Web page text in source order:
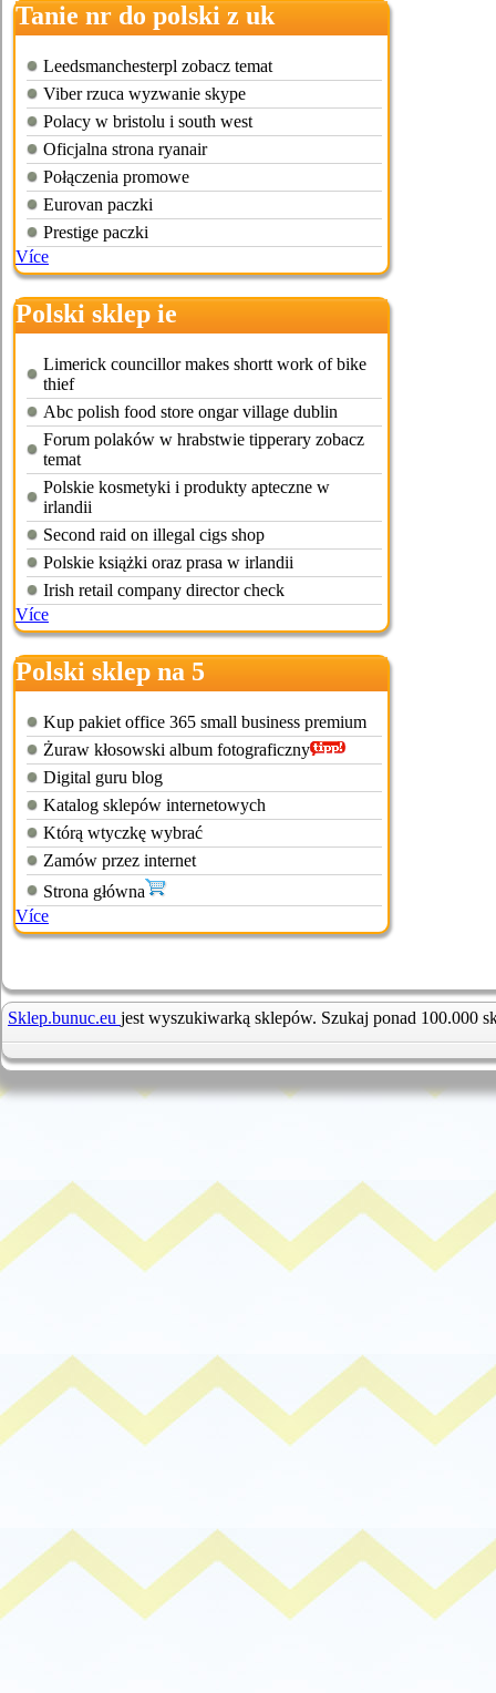
Tanie nr do polski z uk
Leedsmanchesterpl zobacz temat
Viber rzuca wyzwanie skype
Polacy w bristolu i south west
Oficjalna strona ryanair
Połączenia promowe
Eurovan paczki
Prestige paczki
Více
Polski sklep ie
Limerick councillor makes shortt work of bike
thief
Abc polish food store ongar village dublin
Forum polaków w hrabstwie tipperary zobacz
temat
Polskie kosmetyki i produkty apteczne w
irlandii
Second raid on illegal cigs shop
Polskie książki oraz prasa w irlandii
Irish retail company director check
Více
Polski sklep na 5
Kup pakiet office 365 small business premium
Żuraw kłosowski album fotograficzny
Digital guru blog
Katalog sklepów internetowych
Którą wtyczkę wybrać
Zamów przez internet
Strona główna
Více
Sklep.bunuc.eu jest wyszukiwarką sklepów. Szukaj ponad 100.000